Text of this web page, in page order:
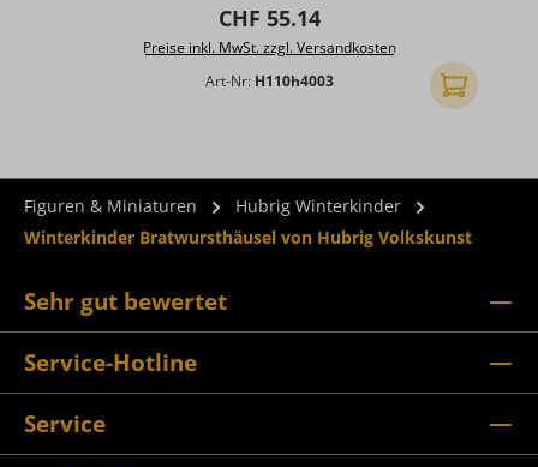
Regulärer Preis:
CHF 55.14
Preise inkl. MwSt. zzgl. Versandkosten
Art-Nr: H110h4003 In den
Figuren & Miniaturen
Hubrig Winterkinder
Winterkinder Bratwursthäusel von Hubrig Volkskunst
Sehr gut bewertet
Service-Hotline
Service